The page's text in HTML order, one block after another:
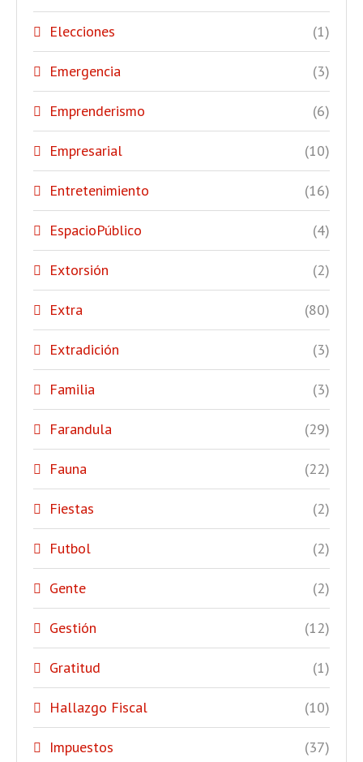
Elecciones (1)
Emergencia (3)
Emprenderismo (6)
Empresarial (10)
Entretenimiento (16)
EspacioPúblico (4)
Extorsión (2)
Extra (80)
Extradición (3)
Familia (3)
Farandula (29)
Fauna (22)
Fiestas (2)
Futbol (2)
Gente (2)
Gestión (12)
Gratitud (1)
Hallazgo Fiscal (10)
Impuestos (37)